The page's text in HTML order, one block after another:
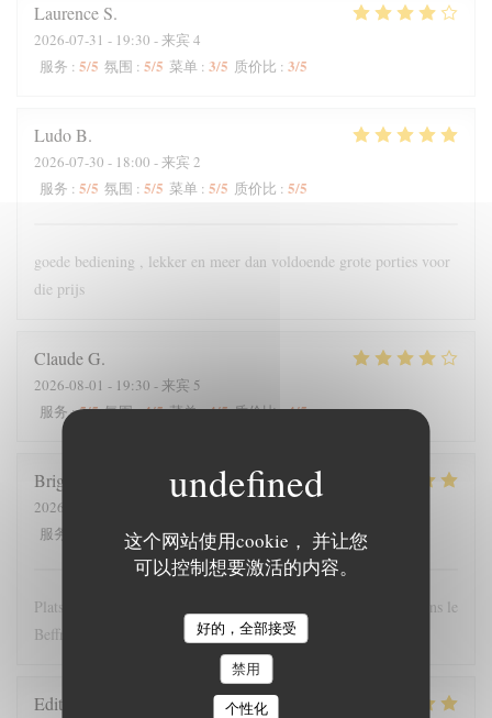
这个网站使用cookie， 并让您
可以控制想要激活的内容。
好的，全部接受
禁用
个性化
Laurence S
2026-07-31 - 19:30 - 来宾 4
服务 : 5/5 氛围 : 5/5 菜单 : 3/5 质价比 : 3/5
LudoB
2026-07-30 - 18:00 - 来宾 2
服务 : 5/5 氛围 : 5/5 菜单 : 5/5 质价比 : 5/5
goede bediening , lekker en meer dan voldoende grote porties voor
die prijs
ClaudeG
2026-08-01 - 19:30 - 来宾 5
服务:5/5 氛围:4/5 菜单:4/5 质价比:4/5
Brigitte
2026-07-28
服务
氛围: 5/5 菜单:5/5 质价比:
Plats copieux et personnel très sympathique. Nous recommandons le
Beffroi !
Edith